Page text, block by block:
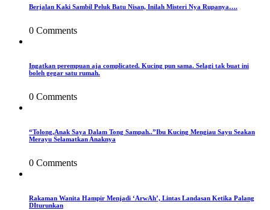
Berjalan Kaki Sambil Peluk Batu Nisan, Inilah Misteri Nya Rupanya….
0 Comments
Ingatkan perempuan aja complicated. Kucing pun sama. Selagi tak buat ini
boleh gegar satu rumah.
0 Comments
“Tolong,Anak Saya Dalam Tong Sampah..”Ibu Kucing Mengiau Sayu Seakan
Merayu Selamatkan Anaknya
0 Comments
Rakaman Wanita Hampir Menjadi ‘ArwAh’, Lintas Landasan Ketika Palang
DIturunkan